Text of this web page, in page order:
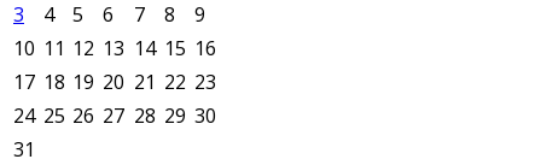
3
4 5 6 7 8
9
10 11 12 13 14 15 16
17 18 19 20 21 22 23
24 25 26 27 28 29 30
31